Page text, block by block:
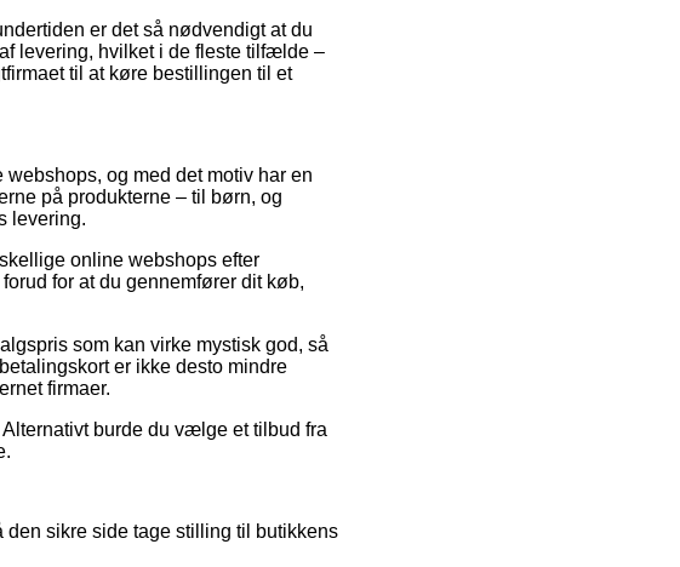
er det så nødvendigt at du
levering, hvilket i de fleste tilfælde –
til at køre bestillingen til et
og med det motiv har en
på produkterne – til børn, og
levering.
online webshops efter
for at du gennemfører dit køb,
som kan virke mystisk god, så
er ikke desto mindre
firmaer.
burde du vælge et tilbud fra
sikre side tage stilling til butikkens